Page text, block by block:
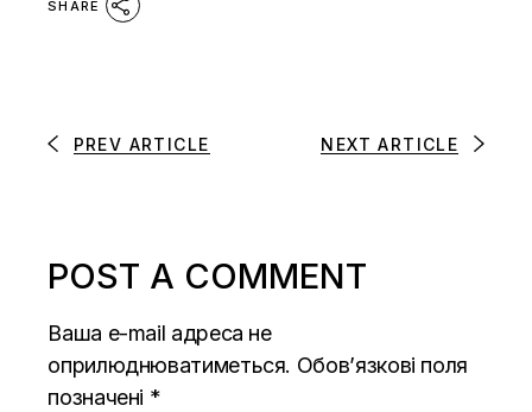
SHARE
PREV ARTICLE NEXT ARTICLE
POST A COMMENT
Ваша e-mail адреса не
оприлюднюватиметься. Обов’язкові поля
позначені *